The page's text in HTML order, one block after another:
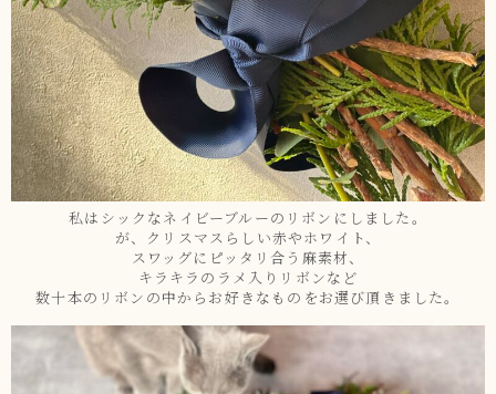
私はシックなネイビーブルーのリボンにしました。
が、クリスマスらしい赤やホワイト、
スワッグにピッタリ合う麻素材、
キラキラのラメ入りリボンなど
数十本のリボンの中からお好きなものをお選び頂きました。